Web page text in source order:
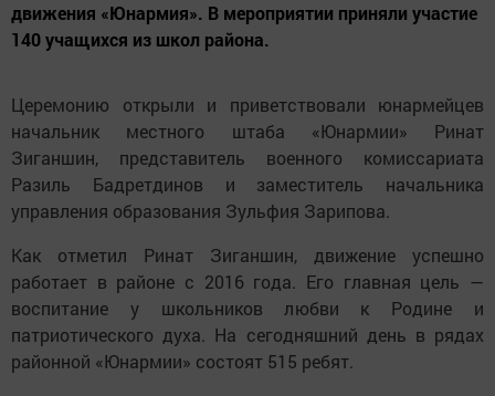
движения «Юнармия». В мероприятии приняли участие
140 учащихся из школ района.
Церемонию открыли и приветствовали юнармейцев
начальник местного штаба «Юнармии» Ринат
Зиганшин, представитель военного комиссариата
Разиль Бадретдинов и заместитель начальника
управления образования Зульфия Зарипова.
Как отметил Ринат Зиганшин, движение успешно
работает в районе с 2016 года. Его главная цель —
воспитание у школьников любви к Родине и
патриотического духа. На сегодняшний день в рядах
районной «Юнармии» состоят 515 ребят.